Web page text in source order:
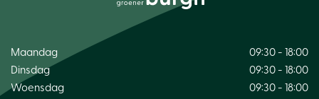
Maandag
09:30 - 18:00
Dinsdag
09:30 - 18:00
Woensdag
09:30 - 18:00